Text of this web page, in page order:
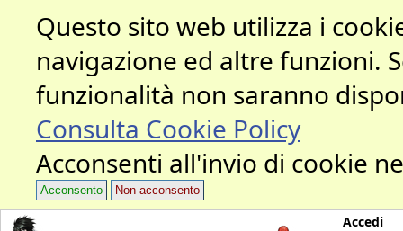
Questo sito web utilizza i
navigazione ed altre funzioni.
funzionalità non saranno
Consulta Cookie Policy
Acconsenti all'invio di cookie
Acconsento Non acconsento
Accedi